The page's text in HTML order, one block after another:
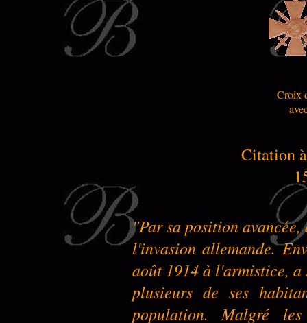
Croix
Citation
"Par sa position avancée,
l'invasion allemande.
août 1914 à l'armistice,
plusieurs de ses
population. Malgré